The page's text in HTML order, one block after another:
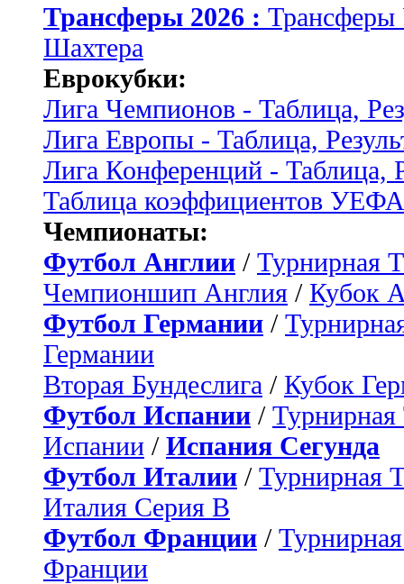
Трансферы 2026 :
Шахтера
Еврокубки:
Лига Чемпионов - Таблица,
Лига Европы - Таблица,
Лига Конференций - Таблица,
Таблица коэффициентов УЕФА
Чемпионаты:
Футбол Англии / Турнирная
Чемпионшип Англия / Кубок
Футбол Германии /
Германии
Вторая Бундеслига / Кубок
Футбол Испании / Турнирная
Испании / Испания Сегунда
Футбол Италии / Турнирная
Италия Серия B
Футбол Франции /
Франции